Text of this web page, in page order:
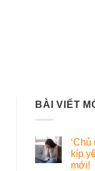
BÀI VIẾT
‘Chủ
kíp
mới!